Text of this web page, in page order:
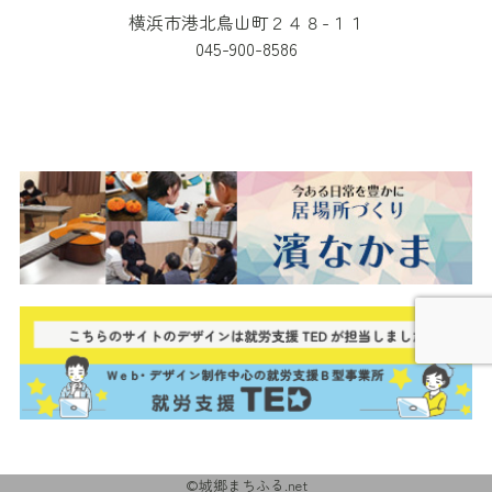
横浜市港北鳥山町２４８-１１
045-900-8586
©城郷まちふる.net